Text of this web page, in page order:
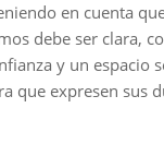
en cuenta
debe ser clara,
y un espacio
que expresen sus